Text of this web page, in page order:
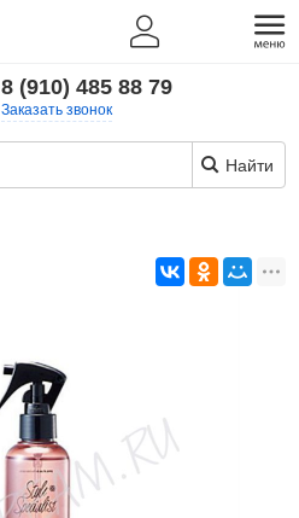
8 (910) 485 88 79
Заказать звонок
Найти